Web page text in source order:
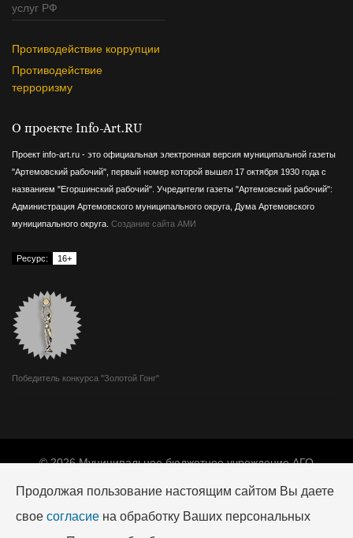
услуг РФ
Противодействие коррупции
Противодействие
терроризму
О проекте Info-Art.RU
Проект info-art.ru - это официальная электронная версия муниципальной газеты
"Артемовский рабочий", первый номер которой вышел 17 октября 1930 года с
названием "Егоршинский рабочий". Учредители газеты "Артемовский рабочий":
Администрация Артемовского муниципального округа, Дума Артемовского
муниципального округа. Создание сайта АМИ
Ресурс: 16+
Победитель конкурса "Золотой Гонг"
© 2026 Муниципальное бюджетное учреждение АГО
Адрес: 623780, г. Артемовский, ул. Мира, 10.
Телефон редакции: +7 (34363) 2-04-68, e-mail:art-
Продолжая пользование настоящим сайтом Вы даете
свое согласие на обработку Ваших персональных